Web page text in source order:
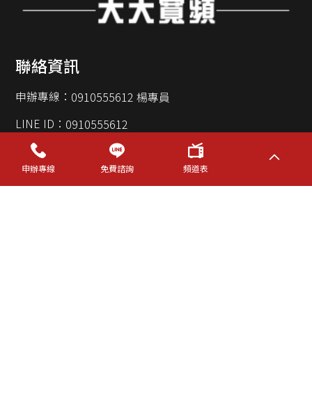
聯絡資訊
申辦專線： 0910555612 楊專員
LINE ID： 0910555612
首頁最新消息 光纖寬頻方案說明
數位有線電視方案說明
TBC有線電視節目表網路優惠消息隱私權政策
申辦專線 免費諮詢 頻道表